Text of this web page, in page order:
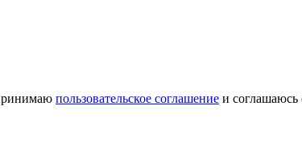
пользовательское соглашение и соглашаюсь